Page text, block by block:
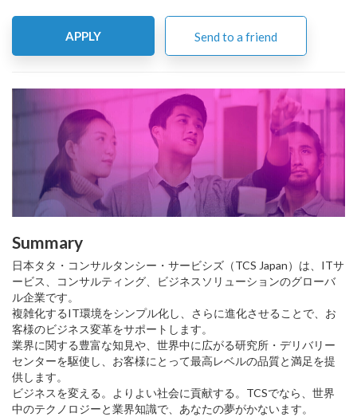
APPLY Send to a friend
Summary
日本タタ・コンサルタンシー・サービシズ（TCS Japan）は、ITサ
ービス、コンサルティング、ビジネスソリューションのグローバ
ル企業です。
複雑化するIT環境をシンプル化し、さらに進化させることで、お
客様のビジネス変革をサポートします。
業界に関する豊富な知見や、世界中に広がる研究所・デリバリー
センターを駆使し、お客様にとって最高レベルの品質と満足を提
供します。
ビジネスを変える。よりよい社会に貢献する。TCSでなら、世界
中のテクノロジーと業界知識で、あなたの夢がかないます。